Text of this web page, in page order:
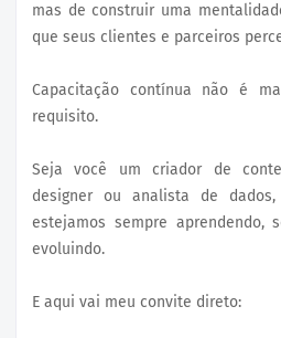
mas de construir uma
que seus clientes e parceiros
Capacitação contínua não é
requisito.
Seja você um criador de
designer ou analista de
estejamos sempre aprendendo,
evoluindo.
E aqui vai meu convite direto: